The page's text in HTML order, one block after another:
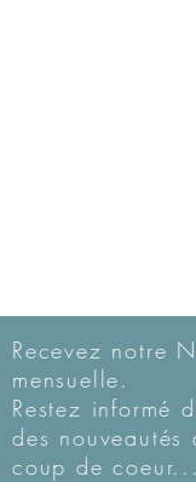
Recevez notre
mensuelle.
Restez informé
des
coup de coeur...